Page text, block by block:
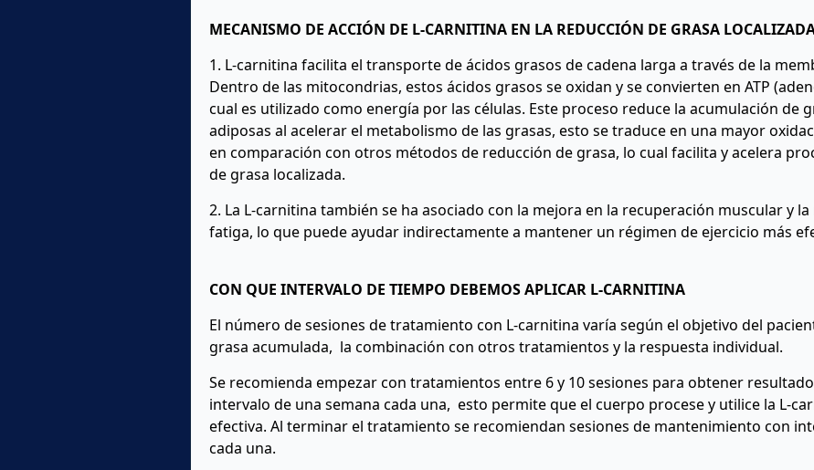
MECANISMO DE ACCIÓN DE L-CARNITINA EN LA REDUCCIÓN DE GRASA
1. L-carnitina facilita el transporte de ácidos grasos de cadena larga a través de la
Dentro de las mitocondrias, estos ácidos grasos se oxidan y se convierten en ATP
cual es utilizado como energía por las células. Este proceso reduce la acumulación de
adiposas al acelerar el metabolismo de las grasas, esto se traduce en una mayor
en comparación con otros métodos de reducción de grasa, lo cual facilita y acelera
de grasa localizada.
2. La L-carnitina también se ha asociado con la mejora en la recuperación muscular y
fatiga, lo que puede ayudar indirectamente a mantener un régimen de ejercicio más
CON QUE INTERVALO DE TIEMPO DEBEMOS APLICAR L-CARNITINA
El número de sesiones de tratamiento con L-carnitina varía según el objetivo del
grasa acumulada, la combinación con otros tratamientos y la respuesta individual.
Se recomienda empezar con tratamientos entre 6 y 10 sesiones para obtener
intervalo de una semana cada una, esto permite que el cuerpo procese y utilice la L-
efectiva. Al terminar el tratamiento se recomiendan sesiones de mantenimiento con
cada una.